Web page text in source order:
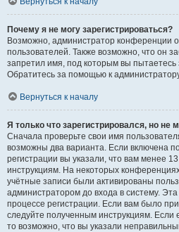
Почему я не могу зарегистрироваться?
Возможно, администратор конференции
пользователей. Также возможно, что он
запретил имя, под которым вы пытаетесь
Обратитесь за помощью к
Вернуться к началу
Я только что зарегистрировался, но не
Сначала проверьте свои имя
возможны два варианта. Если включена
регистрации вы указали, что вам менее
инструкциям. На некоторых
учётные записи были активированы
администратором до входа в систему.
процессе регистрации. Если вам было
следуйте полученным инструкциям.
то возможно, что вы указали